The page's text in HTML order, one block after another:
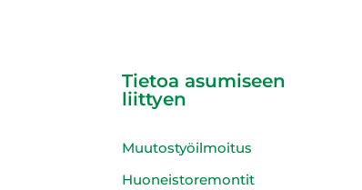
Tietoa asumiseen
liittyen
Muutostyöilmoitus
Huoneistoremontit